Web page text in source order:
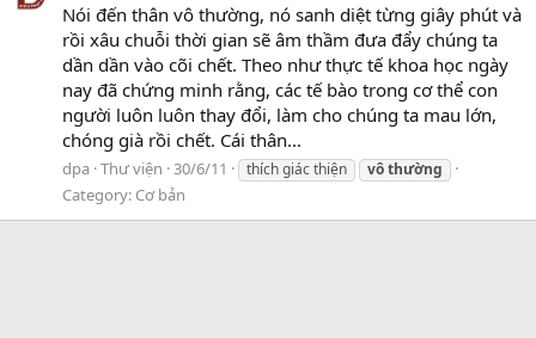
Nói đến thân vô thường, nó sanh diệt từng giây phút và
rồi xâu chuỗi thời gian sẽ âm thầm đưa đẩy chúng ta
dần dần vào cõi chết. Theo như thực tế khoa học ngày
nay đã chứng minh rằng, các tế bào trong cơ thể con
người luôn luôn thay đổi, làm cho chúng ta mau lớn,
chóng già rồi chết. Cái thân...
dpa Thư viện 30/6/11 thích giác thiện vôthường
Category: Cơ bản